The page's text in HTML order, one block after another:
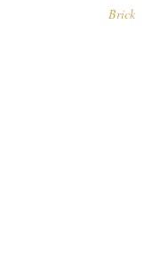
Brick